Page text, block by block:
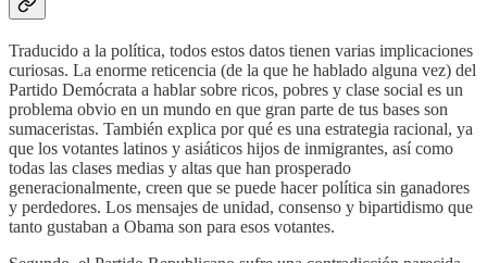
Traducido a la política, todos estos datos tienen varias implicaciones
curiosas. La enorme reticencia (de la que he hablado alguna vez) del
Partido Demócrata a hablar sobre ricos, pobres y clase social es un
problema obvio en un mundo en que gran parte de tus bases son
sumaceristas. También explica por qué es una estrategia racional, ya
que los votantes latinos y asiáticos hijos de inmigrantes, así como
todas las clases medias y altas que han prosperado
generacionalmente, creen que se puede hacer política sin ganadores
y perdedores. Los mensajes de unidad, consenso y bipartidismo que
tanto gustaban a Obama son para esos votantes.